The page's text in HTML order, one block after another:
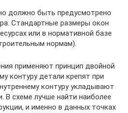
должно быть предусмотрено
Стандартные размеры окон
или в нормативной базе
нормам).
применяют принцип двойной
контуру детали крепят при
контуру укладывают
В схеме лучше найти наиболее
и именно в данных точках